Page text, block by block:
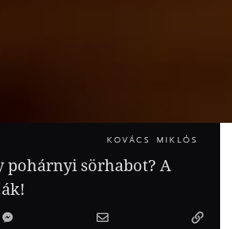
KOVÁCS MIKLÓS
pohárnyi sörhabot? A